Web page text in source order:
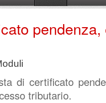
pendenza,
di certificato
tributario.